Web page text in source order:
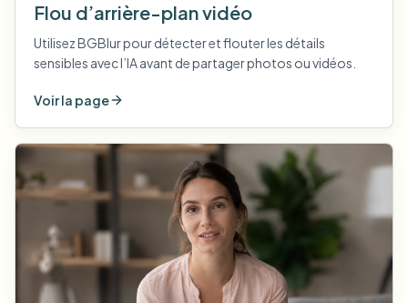
Flou d’arrière-plan vidéo
Utilisez BGBlur pour détecter et flouter les détails
sensibles avec l’IA avant de partager photos ou vidéos.
Voir la page